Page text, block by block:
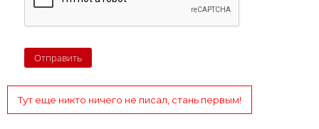
Тут еще никто ничего не писал, стань первым!